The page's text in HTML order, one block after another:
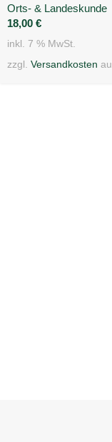
Orts- & Landeskunde
18,00 €
inkl. 7 % MwSt.
zzgl. Versandkosten